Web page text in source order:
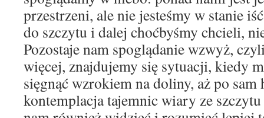
przestrzeni, ale nie jesteśmy w stanie
do szczytu i dalej choćbyśmy chcieli,
Pozostaje nam spoglądanie wzwyż,
więcej, znajdujemy się sytuacji, kiedy
sięgnąć wzrokiem na doliny, aż po
kontemplacja tajemnic wiary ze